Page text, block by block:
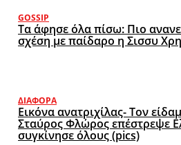
GOSSIP
Τα άφησε όλα πίσω: Πιο
σχέση με παίδαρο η Σισσυ
ΔΙΆΦΟΡΑ
Εικόνα ανατριχίλας- Τον
Σταύρος Φλώρος επέστρεψε
συγκίνησε όλους (pics)